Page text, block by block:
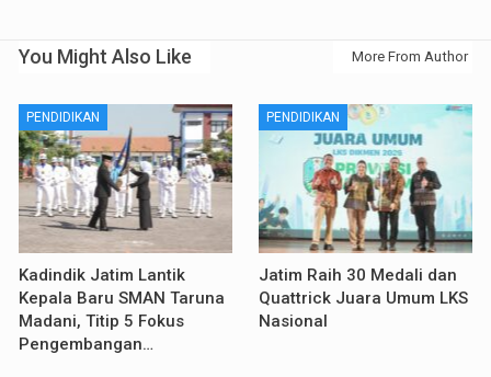
You Might Also Like More From Author
PENDIDIKAN
Kadindik Jatim Lantik
Kepala Baru SMAN Taruna
Madani, Titip 5 Fokus
Pengembangan…
PENDIDIKAN
Jatim Raih 30 Medali dan
Quattrick Juara Umum LKS
Nasional